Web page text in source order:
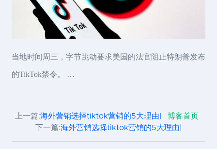
当地时间周三，字节跳动要求美国的法官阻止特朗普发布
的TikTok禁令。 …
上一篇:海外营销选择tiktok营销的5大理由|
博客首页
下一篇:海外营销选择tiktok营销的5大理由|